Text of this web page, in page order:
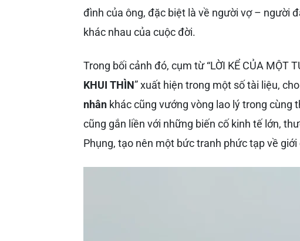
đình của ông, đặc biệt là về người vợ – người
khác nhau của cuộc đời.
Trong bối cảnh đó, cụm từ “LỜI KỂ CỦA MỘT
KHUI THÌN” xuất hiện trong một số tài liệu,
nhân khác cũng vướng vòng lao lý trong cùng
cũng gắn liền với những biến cố kinh tế lớn,
Phụng, tạo nên một bức tranh phức tạp về